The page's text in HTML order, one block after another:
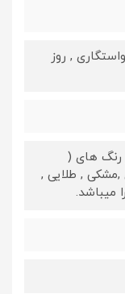
, روز
رنگ های (
,مشکی , طلایی ,
میباشد.